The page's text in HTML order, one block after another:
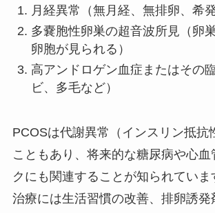
月経異常（無月経、無排卵、希
多嚢胞性卵巣の超音波所見（卵
卵胞が見られる）
高アンドロゲン血症またはその
ビ、多毛など）
PCOSは代謝異常（インスリン抵抗
こともあり、将来的な糖尿病や心血
クにも関連することが知られていま
治療には生活習慣の改善、排卵誘発